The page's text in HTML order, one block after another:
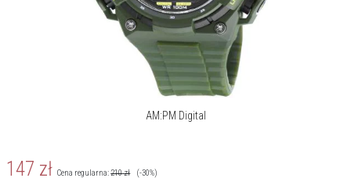
AM:PM Digital
147 zł Cena regularna:210zł (-30%)